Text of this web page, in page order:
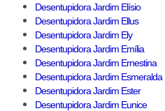
Desentupidora Jardim Elísio
Desentupidora Jardim Ellus
Desentupidora Jardim Ely
Desentupidora Jardim Emília
Desentupidora Jardim Ernestina
Desentupidora Jardim Esmeralda
Desentupidora Jardim Ester
Desentupidora Jardim Eunice